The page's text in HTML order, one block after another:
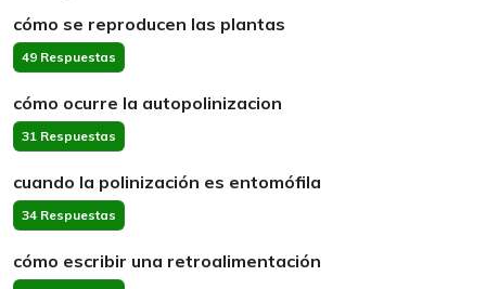
cómo se reproducen las plantas
49 Respuestas
cómo ocurre la autopolinizacion
31 Respuestas
cuando la polinización es entomófila
34 Respuestas
cómo escribir una retroalimentación